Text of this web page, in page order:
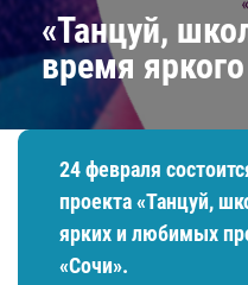
«Танцуй,
время
24 февраля
проекта «Танцуй,
ярких и любимых
«Сочи».